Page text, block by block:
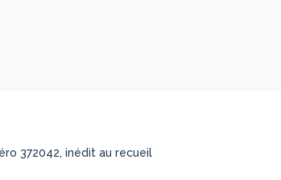
372042, inédit au recueil